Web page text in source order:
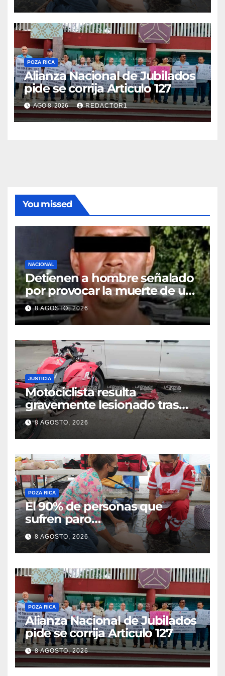
POZA RICA
Alianza Nacional de Jubilados
pide se corrija Articulo 127
AGO 8, 2026 REDACTOR1
You missed
NACIONAL
Detienen a hombre señalado
por provocar la muerte de un
adulto mayor
8 AGOSTO, 2026
JUSTICIA
Motociclista resulta
gravemente lesionado tras
choque en la colonia Ricardo
Flores Magón
8 AGOSTO, 2026
POZA RICA
El 90% de personas que
sufren paro
cardiorrespiratorio mueren
8 AGOSTO, 2026
POZA RICA
Alianza Nacional de Jubilados
pide se corrija Articulo 127
8 AGOSTO, 2026